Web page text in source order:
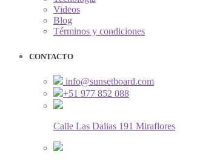
Videos
Blog
Términos y condiciones
CONTACTO
info@sunsetboard.com
+51 977 852 088
Calle Las Dalias 191 Miraflores